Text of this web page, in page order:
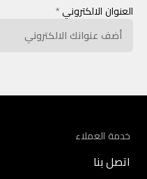
العنوان الالكتروني *
خدمة العملاء
اتصل بنا